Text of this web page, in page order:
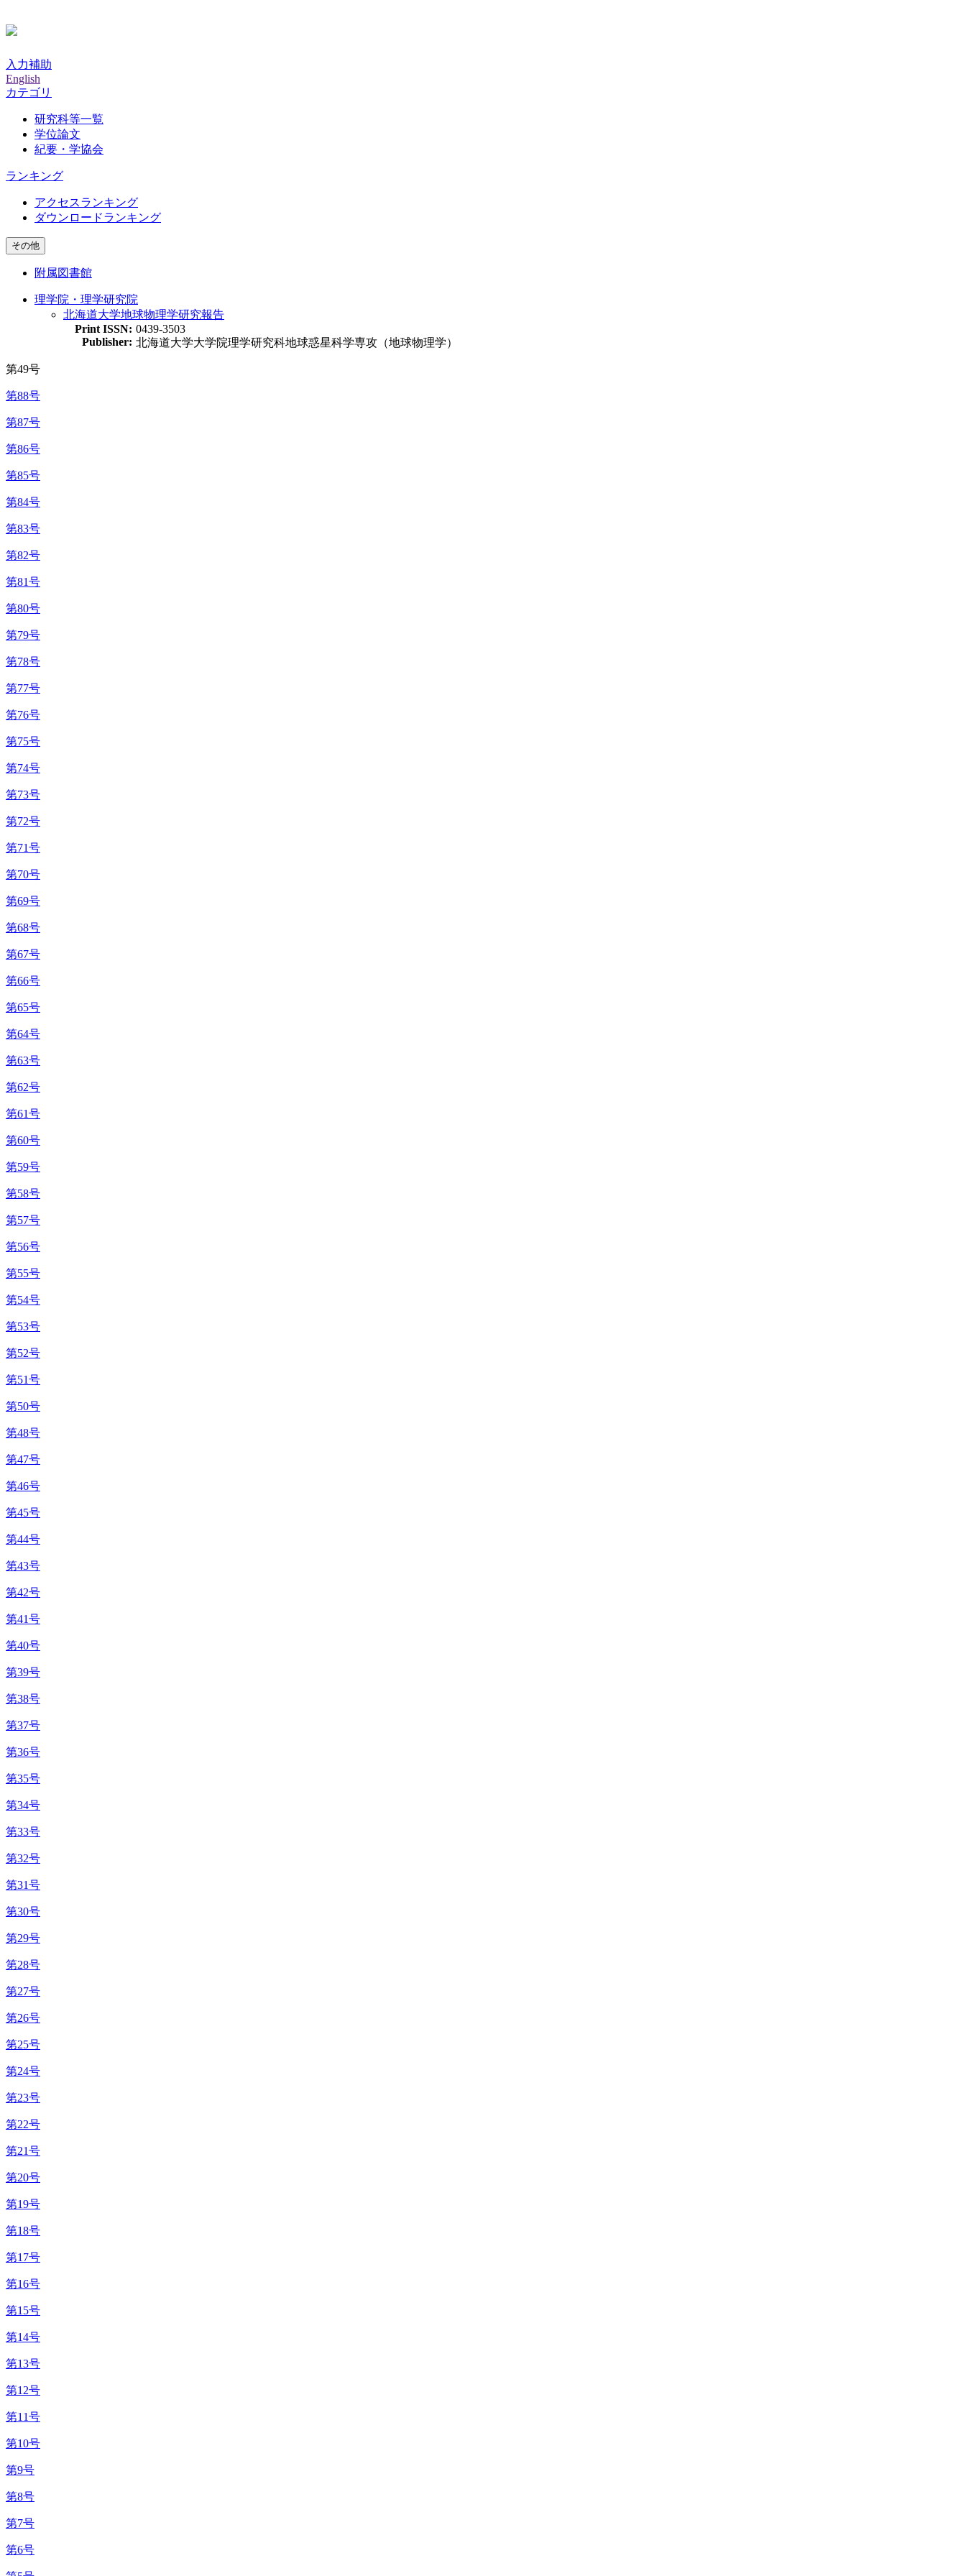
入力補助
English
カテゴリ
研究科等一覧
学位論文
紀要・学協会
ランキング
アクセスランキング
ダウンロードランキング
その他
附属図書館
理学院・理学研究院
北海道大学地球物理学研究報告
Print ISSN: 0439-3503
Publisher: 北海道大学大学院理学研究科地球惑星科学専攻（地球物理学）
第49号
第88号
第87号
第86号
第85号
第84号
第83号
第82号
第81号
第80号
第79号
第78号
第77号
第76号
第75号
第74号
第73号
第72号
第71号
第70号
第69号
第68号
第67号
第66号
第65号
第64号
第63号
第62号
第61号
第60号
第59号
第58号
第57号
第56号
第55号
第54号
第53号
第52号
第51号
第50号
第48号
第47号
第46号
第45号
第44号
第43号
第42号
第41号
第40号
第39号
第38号
第37号
第36号
第35号
第34号
第33号
第32号
第31号
第30号
第29号
第28号
第27号
第26号
第25号
第24号
第23号
第22号
第21号
第20号
第19号
第18号
第17号
第16号
第15号
第14号
第13号
第12号
第11号
第10号
第9号
第8号
第7号
第6号